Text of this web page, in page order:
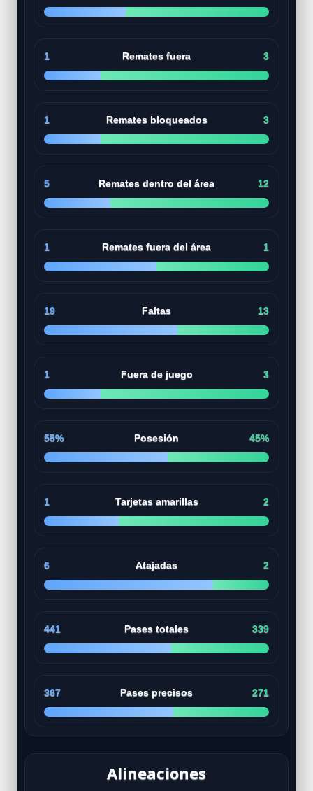
1 Remates fuera 3
1 Remates bloqueados 3
5 Remates dentro del área 12
1 Remates fuera del área 1
19 Faltas 13
1 Fuera de juego 3
55% Posesión 45%
1 Tarjetas amarillas 2
6 Atajadas 2
441 Pases totales 339
367 Pases precisos 271
Alineaciones